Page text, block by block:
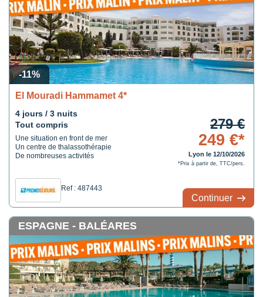
-11%
El Mouradi Hammamet 4*
4 jours / 3 nuits
Tout compris
Une situation en front de mer
Un centre de thalassothérapie
De nombreuses activités
Ref : 487443
279 €
249 €*
Lyon le 12/10/2026
*Prix à partir de, TTC/pers.
Continuer
ESPAGNE - BALÉARES